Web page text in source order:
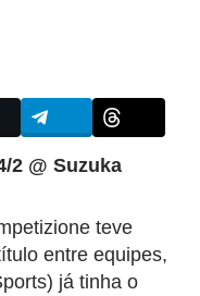
2 @ Suzuka
teve
entre equipes,
já tinha o